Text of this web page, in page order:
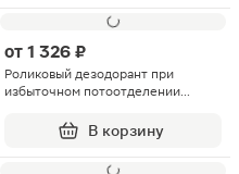
от 1 326 ₽
Роликовый дезодорант при
избыточном потоотделении
В корзину